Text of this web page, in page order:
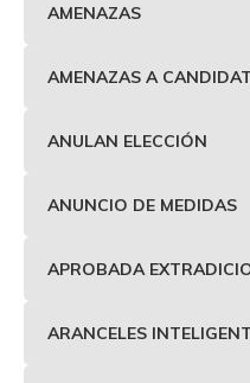
AMENAZAS
AMENAZAS A
ANULAN ELECCIÓN
ANUNCIO DE MEDIDAS
APROBADA
ARANCELES